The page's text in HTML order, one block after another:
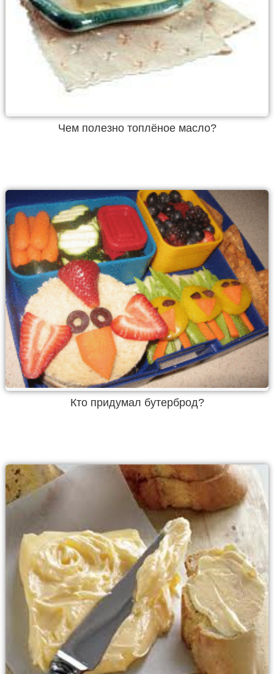
Чем полезно топлёное масло?
Кто придумал бутерброд?